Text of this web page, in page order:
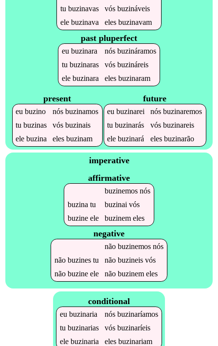
tu buzinavas vós buzináveis
ele buzinava eles buzinavam
past pluperfect
eu buzinara nós buzináramos
tu buzinaras vós buzináreis
ele buzinara eles buzinaram
present
eubuzino nósbuzinamos
tubuzinas vósbuzinais
elebuzina elesbuzinam
future
eubuzinarei nósbuzinaremos
tubuzinarás vósbuzinareis
elebuzinará elesbuzinarão
imperative
affirmative
buzinemosnós
buzina tu buzinai vós
buzineele buzinemeles
negative
não buzinemosnós
não buzinestu não buzineisvós
não buzineele não buzinemeles
conditional
eu buzinaria nós buzinaríamos
tu buzinarias vós buzinaríeis
ele buzinaria eles buzinariam